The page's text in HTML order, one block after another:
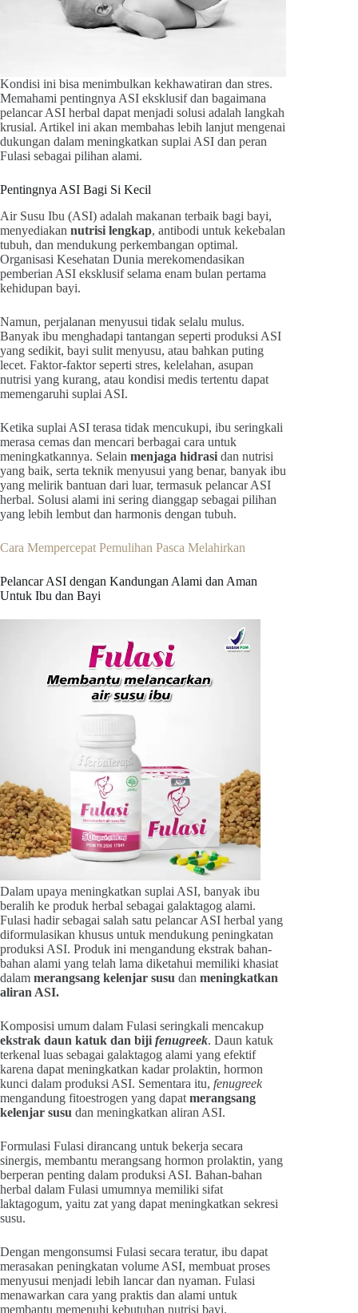
Kondisi ini bisa menimbulkan kekhawatiran dan stres.
Memahami pentingnya ASI eksklusif dan bagaimana
pelancar ASI herbal dapat menjadi solusi adalah langkah
krusial. Artikel ini akan membahas lebih lanjut mengenai
dukungan dalam meningkatkan suplai ASI dan peran
Fulasi sebagai pilihan alami.
Pentingnya ASI Bagi Si Kecil
Air Susu Ibu (ASI) adalah makanan terbaik bagi bayi,
menyediakan nutrisi lengkap, antibodi untuk kekebalan
tubuh, dan mendukung perkembangan optimal.
Organisasi Kesehatan Dunia merekomendasikan
pemberian ASI eksklusif selama enam bulan pertama
kehidupan bayi.
Namun, perjalanan menyusui tidak selalu mulus.
Banyak ibu menghadapi tantangan seperti produksi ASI
yang sedikit, bayi sulit menyusu, atau bahkan puting
lecet. Faktor-faktor seperti stres, kelelahan, asupan
nutrisi yang kurang, atau kondisi medis tertentu dapat
memengaruhi suplai ASI.
Ketika suplai ASI terasa tidak mencukupi, ibu seringkali
merasa cemas dan mencari berbagai cara untuk
meningkatkannya. Selain menjaga hidrasi dan nutrisi
yang baik, serta teknik menyusui yang benar, banyak ibu
yang melirik bantuan dari luar, termasuk pelancar ASI
herbal. Solusi alami ini sering dianggap sebagai pilihan
yang lebih lembut dan harmonis dengan tubuh.
Cara Mempercepat Pemulihan Pasca Melahirkan
Pelancar ASI dengan Kandungan Alami dan Aman
Untuk Ibu dan Bayi
Dalam upaya meningkatkan suplai ASI, banyak ibu
beralih ke produk herbal sebagai galaktagog alami.
Fulasi hadir sebagai salah satu pelancar ASI herbal yang
diformulasikan khusus untuk mendukung peningkatan
produksi ASI. Produk ini mengandung ekstrak bahan-
bahan alami yang telah lama diketahui memiliki khasiat
dalam merangsang kelenjar susu dan meningkatkan
aliran ASI.
Komposisi umum dalam Fulasi seringkali mencakup
ekstrak daun katuk dan biji fenugreek. Daun katuk
terkenal luas sebagai galaktagog alami yang efektif
karena dapat meningkatkan kadar prolaktin, hormon
kunci dalam produksi ASI. Sementara itu, fenugreek
mengandung fitoestrogen yang dapat merangsang
kelenjar susu dan meningkatkan aliran ASI.
Formulasi Fulasi dirancang untuk bekerja secara
sinergis, membantu merangsang hormon prolaktin, yang
berperan penting dalam produksi ASI. Bahan-bahan
herbal dalam Fulasi umumnya memiliki sifat
laktagogum, yaitu zat yang dapat meningkatkan sekresi
susu.
Dengan mengonsumsi Fulasi secara teratur, ibu dapat
merasakan peningkatan volume ASI, membuat proses
menyusui menjadi lebih lancar dan nyaman. Fulasi
menawarkan cara yang praktis dan alami untuk
membantu memenuhi kebutuhan nutrisi bayi.